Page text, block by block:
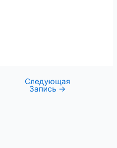
Следующая
Запись →